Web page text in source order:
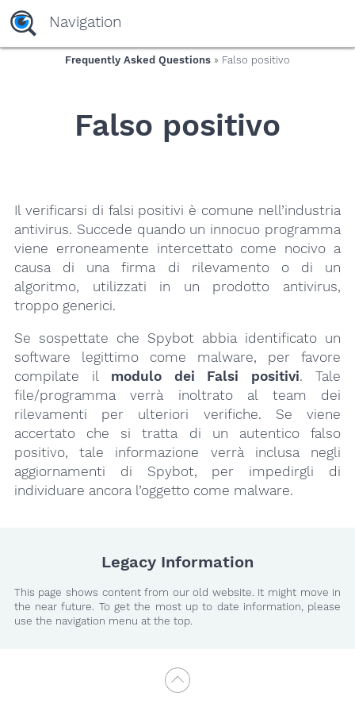
yaaaeag20
Navigation
Frequently Asked Questions » Falso positivo
Falso positivo
Il verificarsi di falsi positivi è comune nell’industria
antivirus. Succede quando un innocuo programma
viene erroneamente intercettato come nocivo a
causa di una firma di rilevamento o di un
algoritmo, utilizzati in un prodotto antivirus,
troppo generici.
Se sospettate che Spybot abbia identificato un
software legittimo come malware, per favore
compilate il modulo dei Falsi positivi. Tale
file/programma verrà inoltrato al team dei
rilevamenti per ulteriori verifiche. Se viene
accertato che si tratta di un autentico falso
positivo, tale informazione verrà inclusa negli
aggiornamenti di Spybot, per impedirgli di
individuare ancora l’oggetto come malware.
Legacy Information
This page shows content from our old website. It might move in
the near future. To get the most up to date information, please
use the navigation menu at the top.